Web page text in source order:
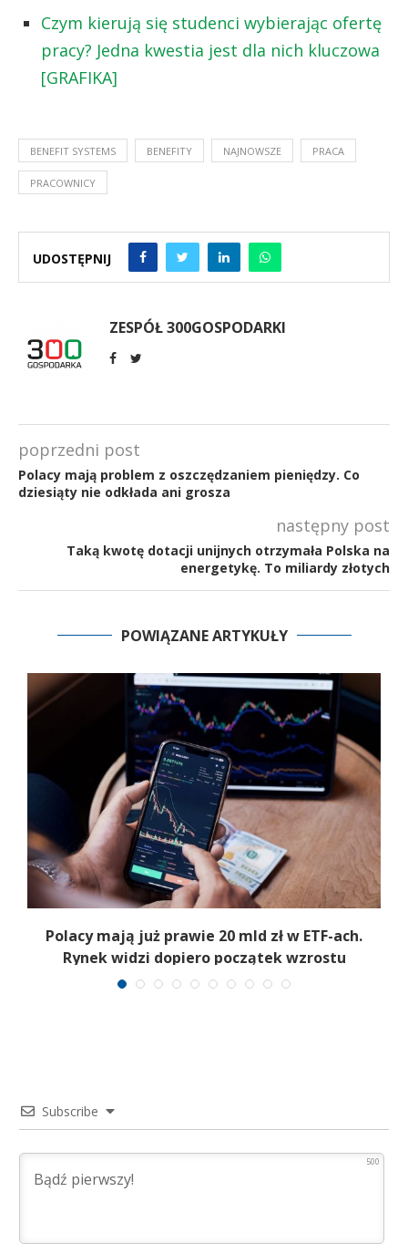
Czym kierują się studenci wybierając ofertę
pracy? Jedna kwestia jest dla nich kluczowa
[GRAFIKA]
BENEFIT SYSTEMS BENEFITY NAJNOWSZE PRACA
PRACOWNICY
UDOSTĘPNIJ
ZESPÓŁ 300GOSPODARKI
poprzedni post
Polacy mają problem z oszczędzaniem pieniędzy. Co
dziesiąty nie odkłada ani grosza
następny post
Taką kwotę dotacji unijnych otrzymała Polska na
energetykę. To miliardy złotych
POWIĄZANE ARTYKUŁY
Polacy mają już prawie 20 mld zł w ETF-ach.
Rynek widzi dopiero początek wzrostu
Subscribe
500